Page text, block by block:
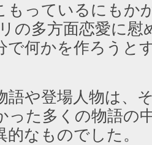
もっているにもか
の多方面恋愛に慰
で何かを作ろうと
語や登場人物は、
った多くの物語の
的なものでした。